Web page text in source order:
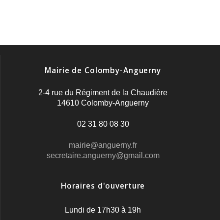
Mairie de Colomby-Anguerny
2-4 rue du Régiment de la Chaudière
14610 Colomby-Anguerny
02 31 80 08 30
mairie@anguerny.fr
secretaire.anguerny@gmail.com
Horaires d'ouverture
Lundi de 17h30 à 19h